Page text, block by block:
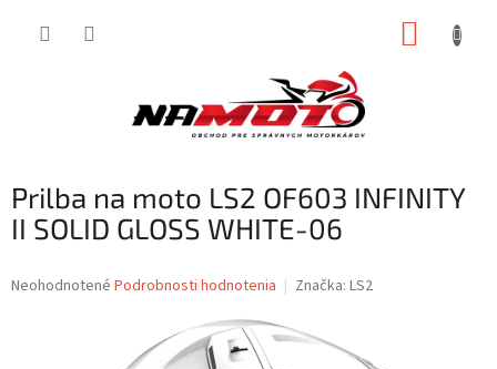
Prilba na moto LS2 OF603 INFINITY
II SOLID GLOSS WHITE-06
Priemerné
Neohodnotené Podrobnosti hodnotenia Značka: LS2